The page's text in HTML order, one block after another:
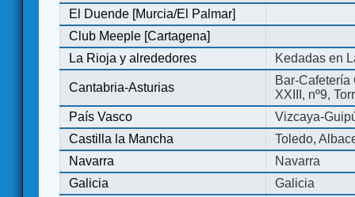
El Duende [Murcia/El Palmar]
Club Meeple [Cartagena]
La Rioja y alrededores
Kedadas en
Cantabria-Asturias
Bar-
XXIII, nº9,
País Vasco
Vizcaya-
Castilla la Mancha
Toledo,
Navarra
Navarra
Galicia
Galicia